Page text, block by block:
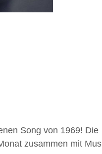
Song von 1969! Die
zusammen mit